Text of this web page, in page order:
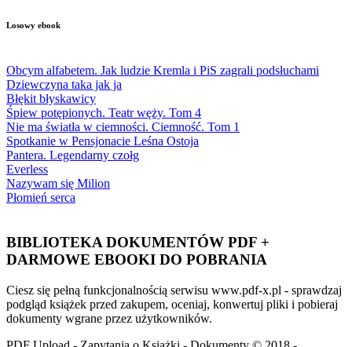
Losowy ebook
Obcym alfabetem. Jak ludzie Kremla i PiS zagrali podsłuchami
Dziewczyna taka jak ja
Błękit błyskawicy
Śpiew potępionych. Teatr węży. Tom 4
Nie ma światła w ciemności. Ciemność. Tom 1
Spotkanie w Pensjonacie Leśna Ostoja
Pantera. Legendarny czołg
Everless
Nazywam się Milion
Płomień serca
BIBLIOTEKA DOKUMENTÓW PDF +
DARMOWE EBOOKI DO POBRANIA
Ciesz się pełną funkcjonalnością serwisu www.pdf-x.pl - sprawdzaj
podgląd książek przed zakupem, oceniaj, konwertuj pliki i pobieraj
dokumenty wgrane przez użytkowników.